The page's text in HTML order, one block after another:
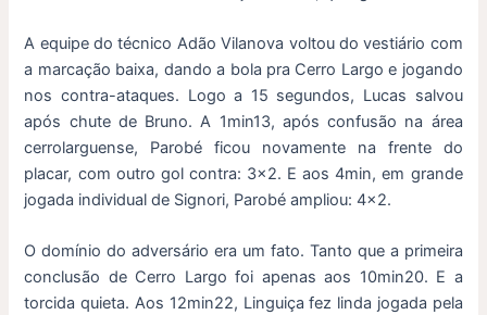
A equipe do técnico Adão Vilanova voltou do vestiário com
a marcação baixa, dando a bola pra Cerro Largo e jogando
nos contra-ataques. Logo a 15 segundos, Lucas salvou
após chute de Bruno. A 1min13, após confusão na área
cerrolarguense, Parobé ficou novamente na frente do
placar, com outro gol contra: 3×2. E aos 4min, em grande
jogada individual de Signori, Parobé ampliou: 4×2.
O domínio do adversário era um fato. Tanto que a primeira
conclusão de Cerro Largo foi apenas aos 10min20. E a
torcida quieta. Aos 12min22, Linguiça fez linda jogada pela